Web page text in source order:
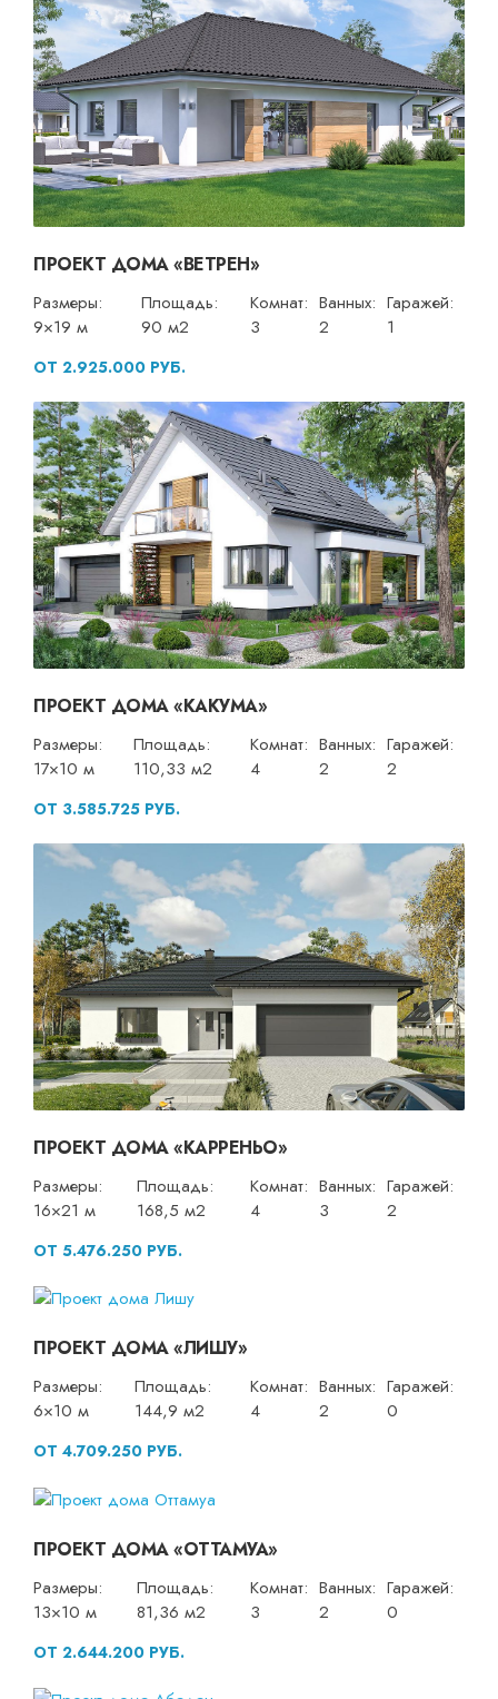
ПРОЕКТ ДОМА «ВЕТРЕН»
Размеры:
9×19 м
Площадь:
90 м2
Комнат:
3
Ванных:
2
Гаражей:
1
ОТ 2.925.000 РУБ.
ПРОЕКТ ДОМА «КАКУМА»
Размеры:
17×10 м
Площадь:
110,33 м2
Комнат:
4
Ванных:
2
Гаражей:
2
ОТ 3.585.725 РУБ.
ПРОЕКТ ДОМА «КАРРЕНЬО»
Размеры:
16×21 м
Площадь:
168,5 м2
Комнат:
4
Ванных:
3
Гаражей:
2
ОТ 5.476.250 РУБ.
ПРОЕКТ ДОМА «ЛИШУ»
Размеры:
6×10 м
Площадь:
144,9 м2
Комнат:
4
Ванных:
2
Гаражей:
0
ОТ 4.709.250 РУБ.
ПРОЕКТ ДОМА «ОТТАМУА»
Размеры:
13×10 м
Площадь:
81,36 м2
Комнат:
3
Ванных:
2
Гаражей:
0
ОТ 2.644.200 РУБ.